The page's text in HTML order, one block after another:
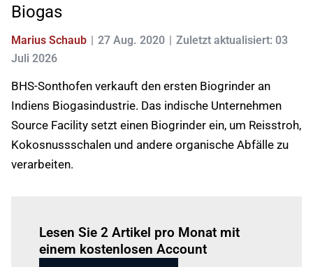
Biogas
Marius Schaub 27 Aug. 2020
Zuletzt aktualisiert: 03
Juli 2026
BHS-Sonthofen verkauft den ersten Biogrinder an
Indiens Biogasindustrie. Das indische Unternehmen
Source Facility setzt einen Biogrinder ein, um Reisstroh,
Kokosnussschalen und andere organische Abfälle zu
verarbeiten.
Lesen Sie 2 Artikel pro Monat mit
einem kostenlosen Account